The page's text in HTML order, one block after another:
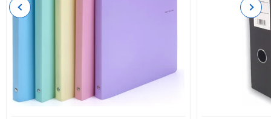
Previous Next